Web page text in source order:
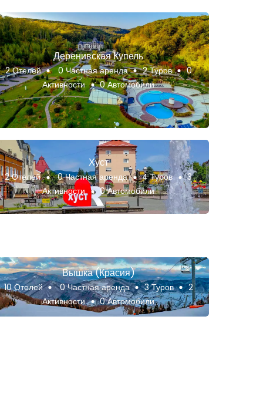
Деренивская Купель
2 Отелей 0 Частная аренда 2 Туров
0
Активности
0 Автомобили
Хуст
2 Отелей 0 Частная аренда 4 Туров
3
Активности
0 Автомобили
Вышка (Красия)
10 Отелей 0 Частная аренда 3 Туров
2
Активности
0 Автомобили